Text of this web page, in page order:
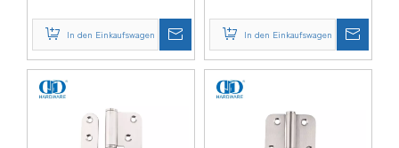
In den Einkaufswagen In den Einkaufswagen